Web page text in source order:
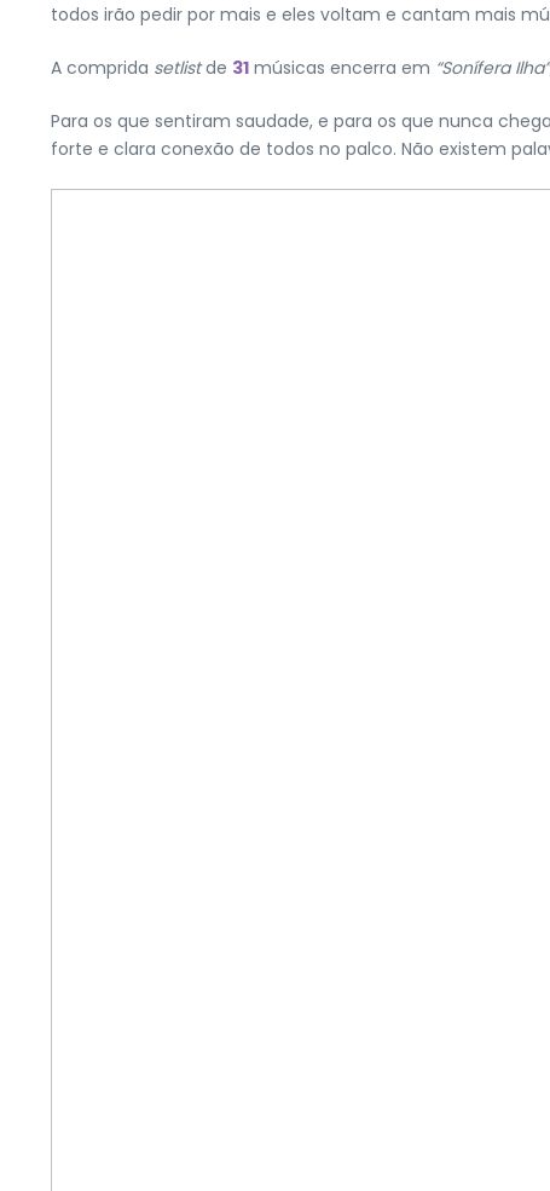
todos irão pedir por mais e eles voltam e cantam mais
A comprida setlistde 31 músicas encerra em “Sonífera Ilha”
Para os que sentiram saudade, e para os que nunca
forte e clara conexão de todos no palco. Não existem